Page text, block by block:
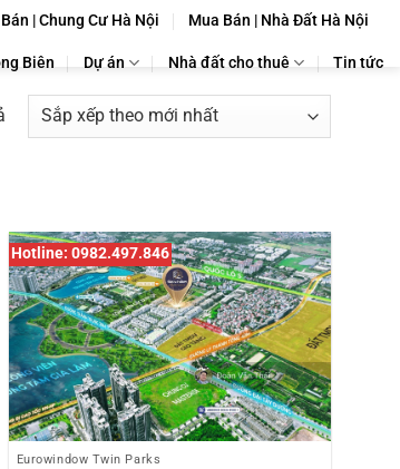
| Chung Cư Hà Nội Mua Bán | Nhà Đất Hà Nội
Biên Dự án Nhà đất cho thuê Tin tức
Đã
sắp
nhất
Hotline: 0982.497.846
Eurowindow Twin Parks